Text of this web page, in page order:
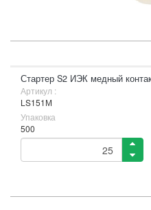
Стартер S2 ИЭК медный
Артикул :
LS151М
Упаковка
500